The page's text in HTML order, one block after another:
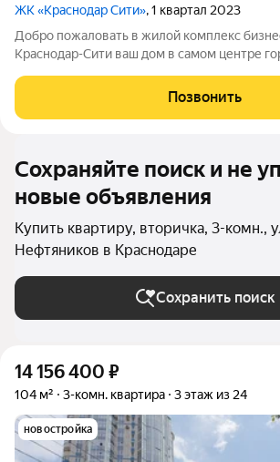
ЖК «Краснодар Сити», 1 квартал 2023
Добро пожаловать в жилой комплекс
Краснодар-Сити ваш дом в самом центре города.
метров. Две изолированные спальни
квадратных метров с большими окнами и
Позвонить
Сохраняйте поиск и не
новые объявления
Купить квартиру, вторичка, 3-комн.,
Нефтяников в Краснодаре
Сохранить поиск
14 156 400 ₽
104 м² 3-комн. квартира 3 этаж из 24
новостройка